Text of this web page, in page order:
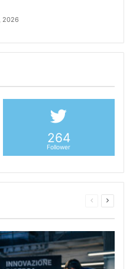
2026
264
Follower
PaginaPagina